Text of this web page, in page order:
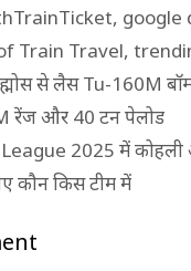
, google
Train Travel,
से लैस Tu-160M
रेंज और 40 टन पेलोड
2025 में कोहली
कौन किस टीम में